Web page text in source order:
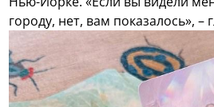
городу, нет, вам показалось», –